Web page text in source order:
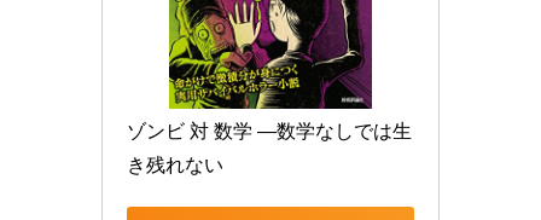
ゾンビ 対 数学 ―数学なしでは生
き残れない